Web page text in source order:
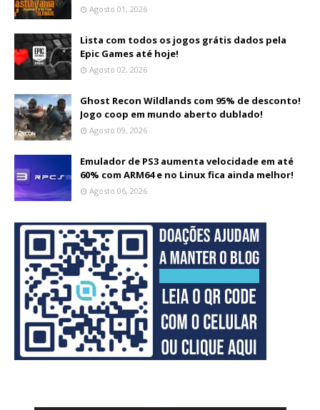
Agosto 01, 2026
Lista com todos os jogos grátis dados pela
Epic Games até hoje!
Agosto 02, 2026
Ghost Recon Wildlands com 95% de desconto!
Jogo coop em mundo aberto dublado!
Agosto 09, 2026
Emulador de PS3 aumenta velocidade em até
60% com ARM64 e no Linux fica ainda melhor!
Agosto 06, 2026